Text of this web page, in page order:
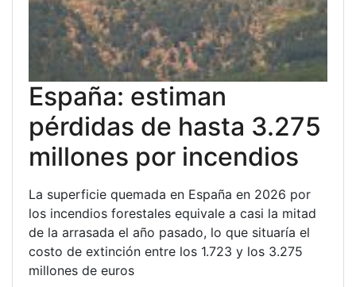
España: estiman
pérdidas de hasta 3.275
millones por incendios
La superficie quemada en España en 2026 por
los incendios forestales equivale a casi la mitad
de la arrasada el año pasado, lo que situaría el
costo de extinción entre los 1.723 y los 3.275
millones de euros